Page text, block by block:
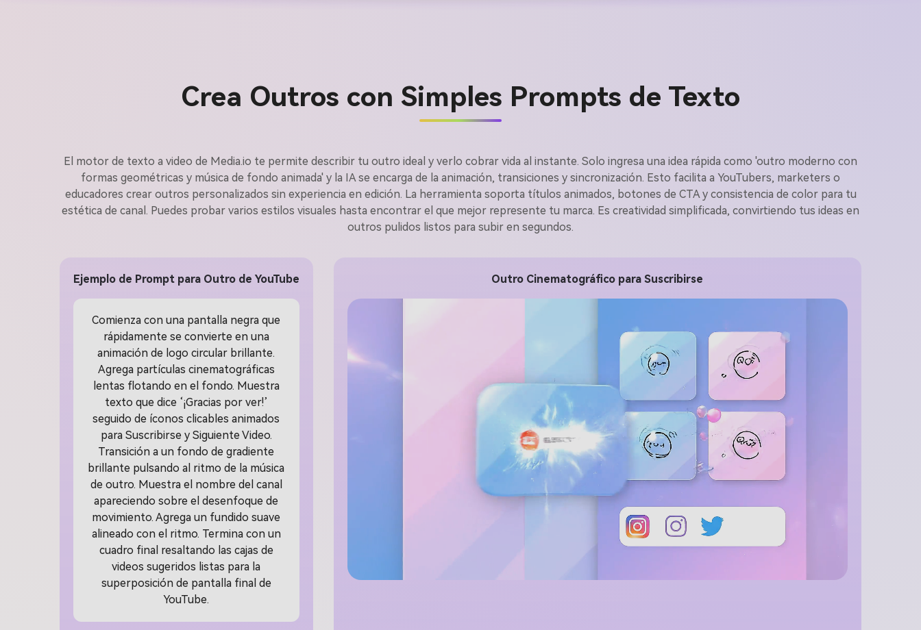
Crea Outros con Simples Prompts de Texto
El motor de texto a video de Media.io te permite describir tu outro ideal y verlo cobrar vida al instante. Solo ingresa una idea rápida como 'outro moderno con
formas geométricas y música de fondo animada' y la IA se encarga de la animación, transiciones y sincronización. Esto facilita a YouTubers, marketers o
educadores crear outros personalizados sin experiencia en edición. La herramienta soporta títulos animados, botones de CTA y consistencia de color para tu
estética de canal. Puedes probar varios estilos visuales hasta encontrar el que mejor represente tu marca. Es creatividad simplificada, convirtiendo tus ideas en
outros pulidos listos para subir en segundos.
Ejemplo de Prompt para Outro de YouTube
Comienza con una pantalla negra que
rápidamente se convierte en una
animación de logo circular brillante.
Agrega partículas cinematográficas
lentas flotando en el fondo. Muestra
texto que dice ‘¡Gracias por ver!’
seguido de íconos clicables animados
para Suscribirse y Siguiente Video.
Transición a un fondo de gradiente
brillante pulsando al ritmo de la música
de outro. Muestra el nombre del canal
apareciendo sobre el desenfoque de
movimiento. Agrega un fundido suave
alineado con el ritmo. Termina con un
cuadro final resaltando las cajas de
videos sugeridos listas para la
superposición de pantalla final de
YouTube.
Outro Cinematográfico para Suscribirse
Crea imágenes IA
ilimitadas. 100 %
gratis!